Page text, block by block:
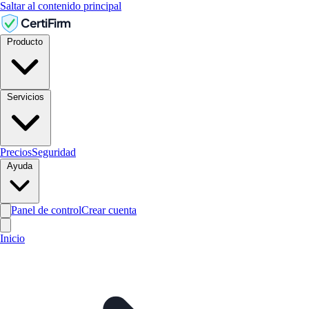
Saltar al contenido principal
CertiFirm
PreciosSeguridad
Ayuda
Panel de controlCrear cuenta
Inicio